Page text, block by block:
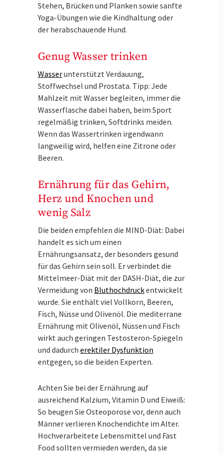
Stehen, Brücken und Planken sowie sanfte
Yoga-Übungen wie die Kindhaltung oder
der herabschauende Hund.
Genug Wasser trinken
Wasserunterstützt Verdauung,
Stoffwechsel und Prostata. Tipp: Jede
Mahlzeit mit Wasser begleiten, immer die
Wasserflasche dabei haben, beim Sport
regelmäßig trinken, Softdrinks meiden.
Wenn das Wassertrinken irgendwann
langweilig wird, helfen eine Zitrone oder
Beeren.
Ernährung für das Gehirn,
Herz und Knochen und
wenig Salz
Die beiden empfehlen die MIND-Diät: Dabei
handelt es sich um einen
Ernährungsansatz, der besonders gesund
für das Gehirn sein soll. Er verbindet die
Mittelmeer-Diät mit der DASH-Diät, die zur
Vermeidung von Bluthochdruckentwickelt
wurde. Sie enthält viel Vollkorn, Beeren,
Fisch, Nüsse und Olivenöl. Die mediterrane
Ernährung mit Olivenöl, Nüssen und Fisch
wirkt auch geringen Testosteron-Spiegeln
und dadurch erektiler Dysfunktion
entgegen, so die beiden Experten.
Achten Sie bei der Ernährung auf
ausreichend Kalzium, Vitamin D und Eiweiß:
So beugen Sie Osteoporose vor, denn auch
Männer verlieren Knochendichte im Alter.
Hochverarbeitete Lebensmittel und Fast
Food sollten vermieden werden, da sie